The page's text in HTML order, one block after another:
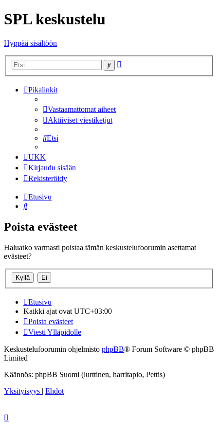
SPL keskustelu
Hyppää sisältöön
Etsi
Pikalinkit
Vastaamattomat aiheet
Aktiiviset viestiketjut
Etsi
UKK
Kirjaudu sisään
Rekisteröidy
Etusivu
Etsi
Poista evästeet
Haluatko varmasti poistaa tämän keskustelufoorumin asettamat
evästeet?
Etusivu
Kaikki ajat ovat UTC+03:00
Poista evästeet
Viesti Ylläpidolle
Keskustelufoorumin ohjelmisto phpBB® Forum Software © phpBB
Limited
Käännös: phpBB Suomi (lurttinen, harritapio, Pettis)
Yksityisyys | Ehdot